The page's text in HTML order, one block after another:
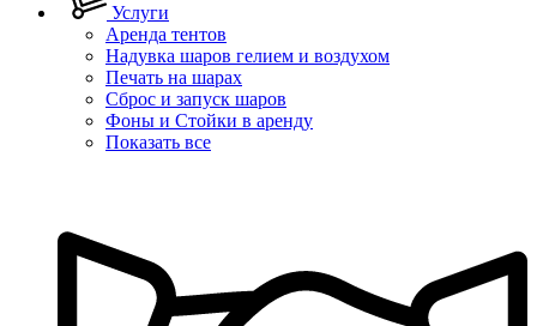
Услуги
Аренда тентов
Надувка шаров гелием и воздухом
Печать на шарах
Сброс и запуск шаров
Фоны и Стойки в аренду
Показать все